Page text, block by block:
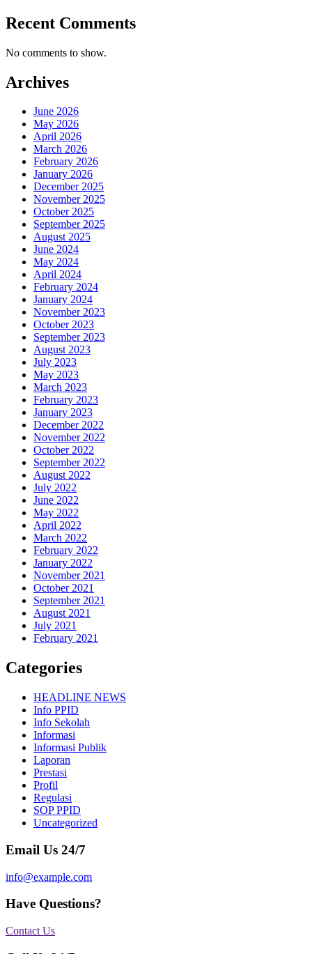
Recent Comments
No comments to show.
Archives
June 2026
May 2026
April 2026
March 2026
February 2026
January 2026
December 2025
November 2025
October 2025
September 2025
August 2025
June 2024
May 2024
April 2024
February 2024
January 2024
November 2023
October 2023
September 2023
August 2023
July 2023
May 2023
March 2023
February 2023
January 2023
December 2022
November 2022
October 2022
September 2022
August 2022
July 2022
June 2022
May 2022
April 2022
March 2022
February 2022
January 2022
November 2021
October 2021
September 2021
August 2021
July 2021
February 2021
Categories
HEADLINE NEWS
Info PPID
Info Sekolah
Informasi
Informasi Publik
Laporan
Prestasi
Profil
Regulasi
SOP PPID
Uncategorized
Email Us 24/7
info@example.com
Have Questions?
Contact Us